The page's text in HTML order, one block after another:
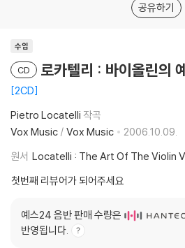
공유하기
수입
CD 로카텔리 : 바이올린의
2CD
Pietro Locatelli 작곡
Vox Music / Vox Music
2006.10.09.
원서 Locatelli : The Art Of The Violin
첫번째 리뷰어가 되어주세요
예스24 음반 판매 수량은
반영됩니다.